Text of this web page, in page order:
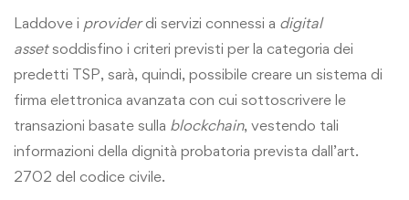
Laddove i providerdi servizi connessi a digital
assetsoddisfino i criteri previsti per la categoria dei
predetti TSP, sarà, quindi, possibile creare un sistema di
firma elettronica avanzata con cui sottoscrivere le
transazioni basate sulla blockchain, vestendo tali
informazioni della dignità probatoria prevista dall’art.
2702 del codice civile.